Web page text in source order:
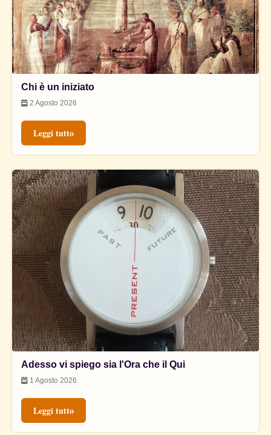
Chi è un iniziato
2 Agosto 2026
Leggi tutto
Adesso vi spiego sia l'Ora che il Qui
1 Agosto 2026
Leggi tutto